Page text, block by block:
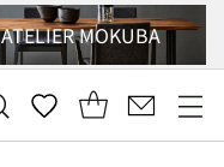
ATELIER MOKUBA